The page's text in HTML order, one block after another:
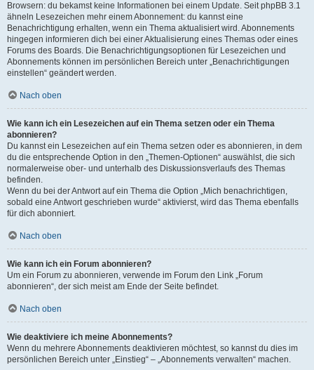
Browsern: du bekamst keine Informationen bei einem Update. Seit phpBB 3.1
ähneln Lesezeichen mehr einem Abonnement: du kannst eine
Benachrichtigung erhalten, wenn ein Thema aktualisiert wird. Abonnements
hingegen informieren dich bei einer Aktualisierung eines Themas oder eines
Forums des Boards. Die Benachrichtigungsoptionen für Lesezeichen und
Abonnements können im persönlichen Bereich unter „Benachrichtigungen
einstellen“ geändert werden.
Nach oben
Wie kann ich ein Lesezeichen auf ein Thema setzen oder ein Thema
abonnieren?
Du kannst ein Lesezeichen auf ein Thema setzen oder es abonnieren, in dem
du die entsprechende Option in den „Themen-Optionen“ auswählst, die sich
normalerweise ober- und unterhalb des Diskussionsverlaufs des Themas
befinden.
Wenn du bei der Antwort auf ein Thema die Option „Mich benachrichtigen,
sobald eine Antwort geschrieben wurde“ aktivierst, wird das Thema ebenfalls
für dich abonniert.
Nach oben
Wie kann ich ein Forum abonnieren?
Um ein Forum zu abonnieren, verwende im Forum den Link „Forum
abonnieren“, der sich meist am Ende der Seite befindet.
Nach oben
Wie deaktiviere ich meine Abonnements?
Wenn du mehrere Abonnements deaktivieren möchtest, so kannst du dies im
persönlichen Bereich unter „Einstieg“ – „Abonnements verwalten“ machen.